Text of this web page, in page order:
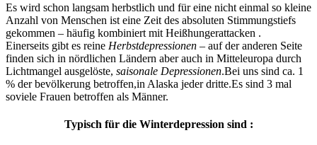
Es wird schon langsam herbstlich und für eine nicht einmal so kleine
Anzahl von Menschen ist eine Zeit des absoluten Stimmungstiefs
gekommen – häufig kombiniert mit Heißhungerattacken .
Einerseits gibt es reine Herbstdepressionen – auf der anderen Seite
finden sich in nördlichen Ländern aber auch in Mitteleuropa durch
Lichtmangel ausgelöste, saisonale Depressionen.Bei uns sind ca. 1
% der bevölkerung betroffen,in Alaska jeder dritte.Es sind 3 mal
soviele Frauen betroffen als Männer.
Typisch für die Winterdepression sind :